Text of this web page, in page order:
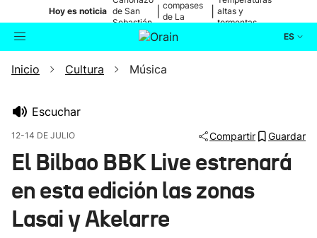
Hoy es noticia de San
Sebastián
compases
de La
altas y
tormentas
ES
Buscador Actualidad
Ikusmiran
Eguraldia
Inicio Cultura Música
Escuchar
12-14 DE JULIO Compartir Guardar
El Bilbao BBK Live estrenará
en esta edición las zonas
Lasai y Akelarre